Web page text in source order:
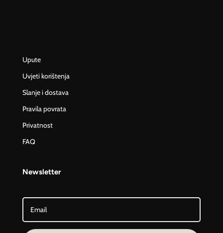
Upute
Uvjeti korištenja
Slanje i dostava
Pravila povrata
Privatnost
FAQ
Newsletter